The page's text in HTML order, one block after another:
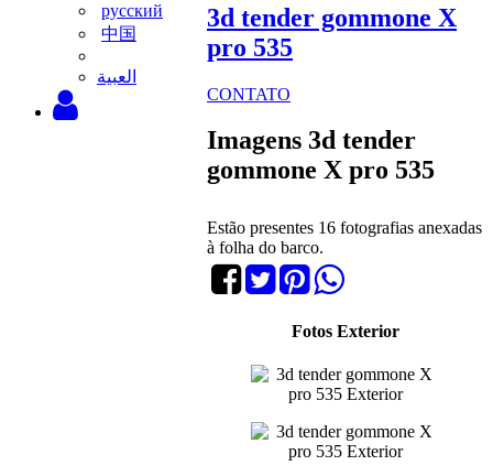
русский
中国
‫العبية
3d tender gommone X
pro 535
CONTATO
Imagens 3d tender
gommone X pro 535
Estão presentes 16 fotografias anexadas
à folha do barco.
Fotos Exterior